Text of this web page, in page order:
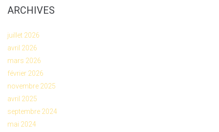
ARCHIVES
juillet 2026
avril 2026
mars 2026
février 2026
novembre 2025
avril 2025
septembre 2024
mai 2024